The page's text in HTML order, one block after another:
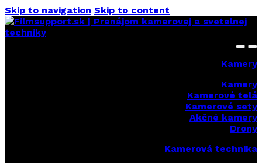
Skip to navigation Skip to content
Kamery
Kamery
Kamerové telá
Kamerové sety
Akčné kamery
Drony
Kamerová technika